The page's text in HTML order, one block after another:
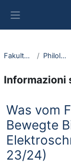
Fakultäten Philologie
Informazioni
Was vom
Bewegte
23/24)